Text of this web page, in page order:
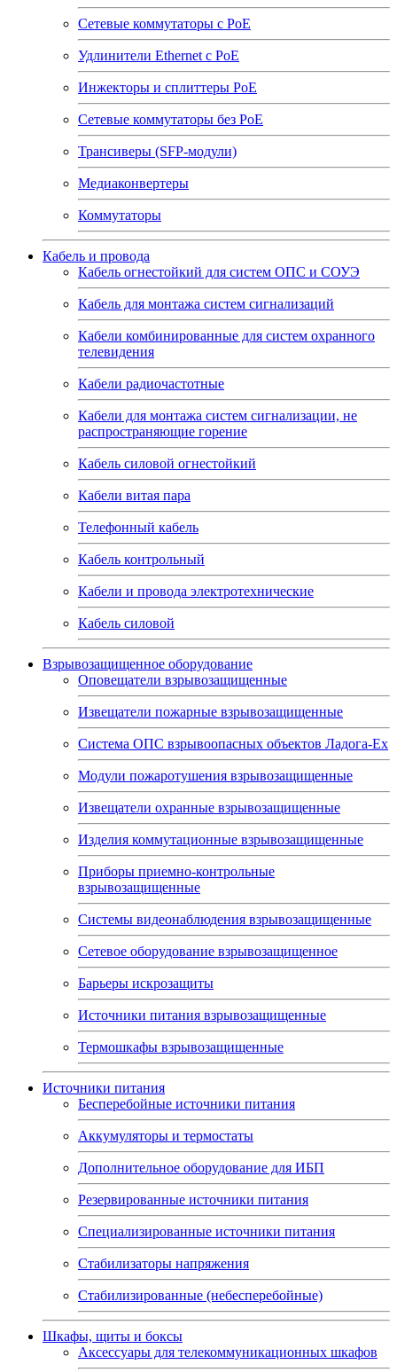
Сетевые коммутаторы с РоЕ
Удлинители Ethernet с PoE
Инжекторы и сплиттеры РоЕ
Сетевые коммутаторы без РоЕ
Трансиверы (SFP-модули)
Медиаконвертеры
Коммутаторы
Кабель и провода
Кабель огнестойкий для систем ОПС и СОУЭ
Кабель для монтажа систем сигнализаций
Кабели комбинированные для систем охранного
телевидения
Кабели радиочастотные
Кабели для монтажа систем сигнализации, не
распространяющие горение
Кабель силовой огнестойкий
Кабели витая пара
Телефонный кабель
Кабель контрольный
Кабели и провода электротехнические
Кабель силовой
Взрывозащищенное оборудование
Оповещатели взрывозащищенные
Извещатели пожарные взрывозащищенные
Система ОПС взрывоопасных объектов Ладога-Ex
Модули пожаротушения взрывозащищенные
Извещатели охранные взрывозащищенные
Изделия коммутационные взрывозащищенные
Приборы приемно-контрольные
взрывозащищенные
Системы видеонаблюдения взрывозащищенные
Сетевое оборудование взрывозащищенное
Барьеры искрозащиты
Источники питания взрывозащищенные
Термошкафы взрывозащищенные
Источники питания
Бесперебойные источники питания
Аккумуляторы и термостаты
Дополнительное оборудование для ИБП
Резервированные источники питания
Специализированные источники питания
Стабилизаторы напряжения
Стабилизированные (небесперебойные)
Шкафы, щиты и боксы
Аксессуары для телекоммуникационных шкафов